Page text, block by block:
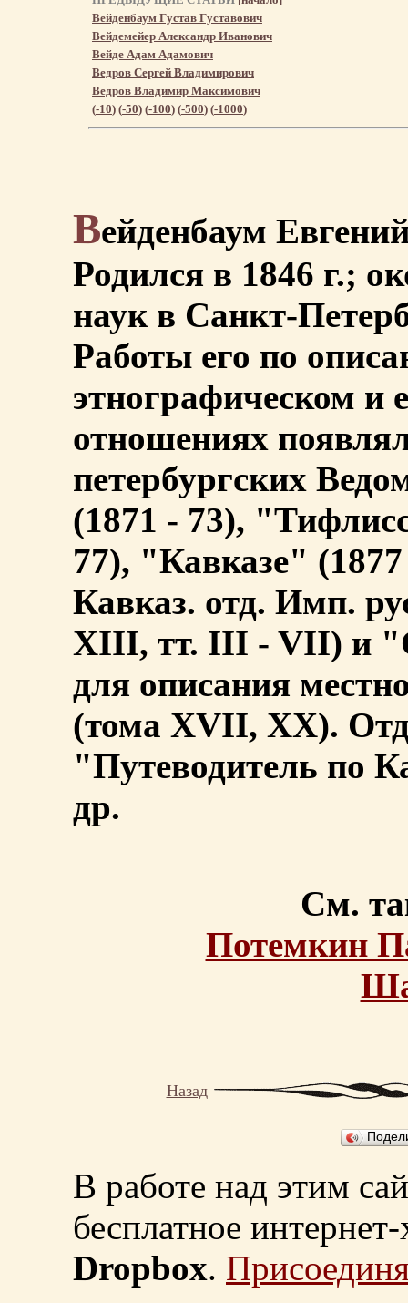
Вейденбаум Густав Густавович
Вейдемейер Александр Иванович
Вейде Адам Адамович
Ведров Сергей Владимирович
Ведров Владимир Максимович
(-10) (-50) (-100) (-500) (-1000)
Вейденбаум
Родился в 1846 г.;
наук в Санкт-
Работы его по
этнографическом и
отношениях
петербургских
(1871 - 73),
77), "Кавказе"
Кавказ. отд. Имп.
XIII, тт. III - VII) и
для описания
(тома XVII, ХХ).
"Путеводитель по
др.
См.
Потемкин
Назад
В работе над этим
бесплатное
Dropbox.